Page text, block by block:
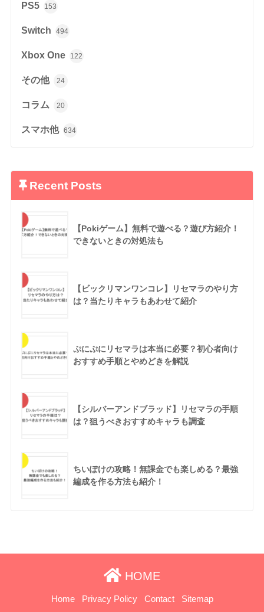
PS5 153
Switch 494
Xbox One 122
その他 24
コラム 20
スマホ他 634
Recent Posts
【Pokiゲーム】無料で遊べる？遊び方紹介！
できないときの対処法も
【ビックリマンワンコレ】リセマラのやり方
は？当たりキャラもあわせて紹介
ぷにぷにリセマラは本当に必要？初心者向け
おすすめ手順とやめどきを解説
【シルバーアンドブラッド】リセマラの手順
は？狙うべきおすすめキャラも調査
ちいぽけの攻略！無課金でも楽しめる？最強
編成を作る方法も紹介！
HOME
Home Privacy Policy Contact Sitemap